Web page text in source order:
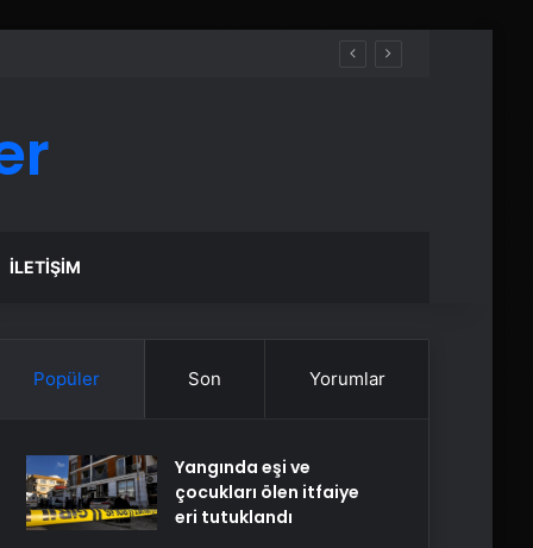
İLETIŞIM
Popüler Son Yorumlar
Yangında eşi ve
çocukları ölen itfaiye
eri tutuklandı